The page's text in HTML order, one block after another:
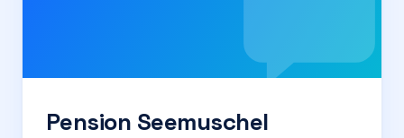
Pension Seemuschel